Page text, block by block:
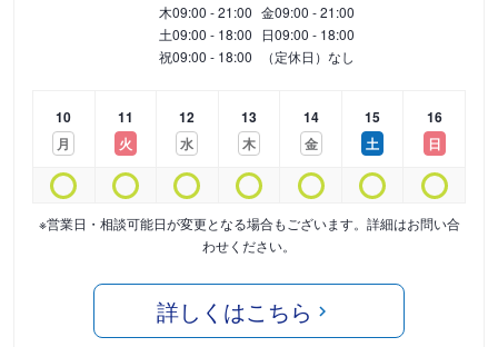
木09:00 - 21:00 金09:00 - 21:00
土09:00 - 18:00 日09:00 - 18:00
祝09:00 - 18:00 （定休日）なし
10
月
11
火
12
水
13
木
14
金
15
土
16
日
※営業日・相談可能日が変更となる場合もございます。詳細はお問い合
わせください。
詳しくはこちら